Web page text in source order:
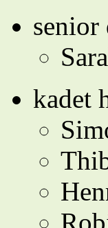
senior
kadet